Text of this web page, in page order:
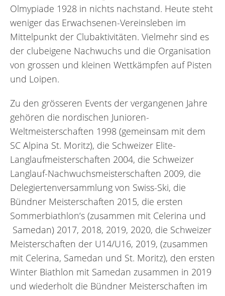
Olmypiade 1928 in nichts nachstand. Heute steht
weniger das Erwachsenen-Vereinsleben im
Mittelpunkt der Clubaktivitäten. Vielmehr sind es
der clubeigene Nachwuchs und die Organisation
von grossen und kleinen Wettkämpfen auf Pisten
und Loipen.
Zu den grösseren Events der vergangenen Jahre
gehören die nordischen Junioren-
Weltmeisterschaften 1998 (gemeinsam mit dem
SC Alpina St. Moritz), die Schweizer Elite-
Langlaufmeisterschaften 2004, die Schweizer
Langlauf-Nachwuchsmeisterschaften 2009, die
Delegiertenversammlung von Swiss-Ski, die
Bündner Meisterschaften 2015, die ersten
Sommerbiathlon‘s (zusammen mit Celerina und
Samedan) 2017, 2018, 2019, 2020, die Schweizer
Meisterschaften der U14/U16, 2019, (zusammen
mit Celerina, Samedan und St. Moritz), den ersten
Winter Biathlon mit Samedan zusammen in 2019
und wiederholt die Bündner Meisterschaften im